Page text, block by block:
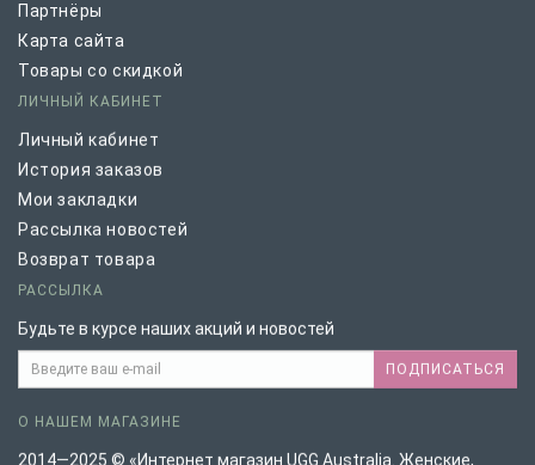
Партнёры
Карта сайта
Товары со скидкой
ЛИЧНЫЙ КАБИНЕТ
Личный кабинет
История заказов
Мои закладки
Рассылка новостей
Возврат товара
РАССЫЛКА
Будьте в курсе наших акций и новостей
ПОДПИСАТЬСЯ
О НАШЕМ МАГАЗИНЕ
2014—2025 © «Интернет магазин UGG Australia. Женские,